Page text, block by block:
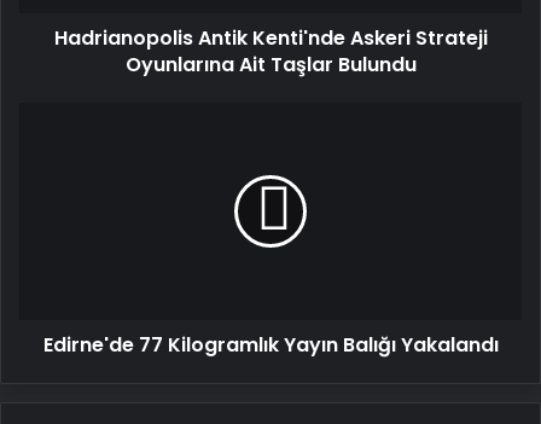
Hadrianopolis Antik Kenti'nde Askeri Strateji
Oyunlarına Ait Taşlar Bulundu
Edirne'de 77 Kilogramlık Yayın Balığı Yakalandı